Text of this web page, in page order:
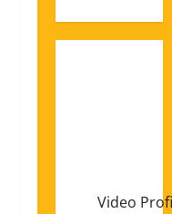
Video